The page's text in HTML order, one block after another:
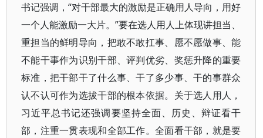
书记强调，“对干部最大的激励是正确用人导向，用好
一个人能激励一大片。”要在选人用人上体现讲担当、
重担当的鲜明导向，把敢不敢扛事、愿不愿做事、能
不能干事作为识别干部、评判优劣、奖惩升降的重要
标准，把干部干了什么事、干了多少事、干的事群众
认不认可作为选拔干部的根本依据。关于选人用人，
习近平总书记还强调要坚持全面、历史、辩证看干
部，注重一贯表现和全部工作。全面看干部，就是要